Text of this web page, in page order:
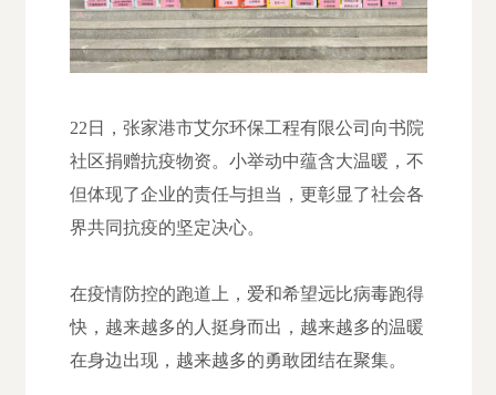
22日，张家港市艾尔环保工程有限公司向书院
社区捐赠抗疫物资。小举动中蕴含大温暖，不
但体现了企业的责任与担当，更彰显了社会各
界共同抗疫的坚定决心。
在疫情防控的跑道上，爱和希望远比病毒跑得
快，越来越多的人挺身而出，越来越多的温暖
在身边出现，越来越多的勇敢团结在聚集。